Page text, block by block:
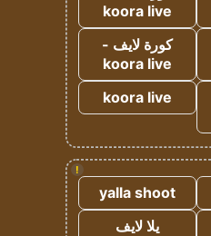
koora live
كورة لايف -
koora live
koora live
!
yalla shoot
يلا لايف